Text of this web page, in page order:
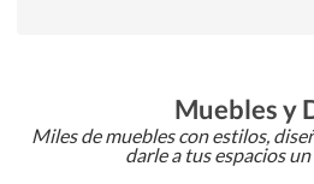
Muebles y
Miles de muebles con estilos,
darle a tus espacios